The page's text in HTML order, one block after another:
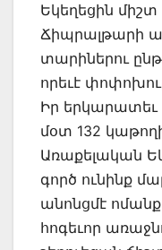
Եկեղեցին
Ճիպրալթարի
տարիներու
որեւէ
Իր
մօտ 132
Առաքելական
գործ ունինք
անոնցմէ
հոգեւոր